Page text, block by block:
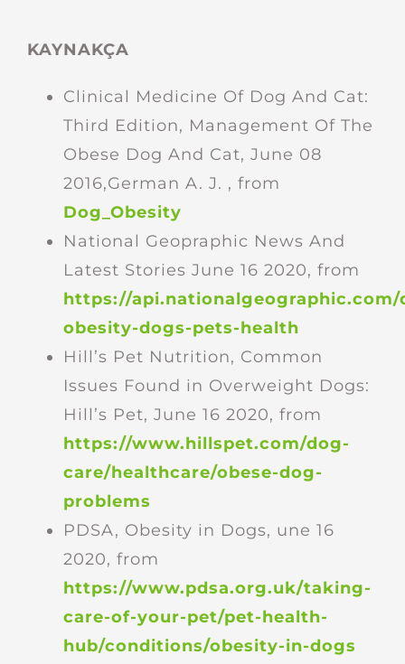
KAYNAKÇA
Clinical Medicine Of Dog And Cat:
Third Edition, Management Of The
Obese Dog And Cat, June 08
2016,German A. J. , from
Dog_Obesity
National Geopraphic News And
Latest Stories June 16 2020, from
https://
obesity-dogs-pets-health
Hill’s Pet Nutrition, Common
Issues Found in Overweight Dogs:
Hill’s Pet, June 16 2020, from
https://www.hillspet.com/dog-
care/healthcare/obese-dog-
problems
PDSA, Obesity in Dogs, une 16
2020, from
https://www.pdsa.org.uk/taking-
care-of-your-pet/pet-health-
hub/conditions/obesity-in-dogs